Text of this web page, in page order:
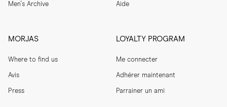
Men's Archive Aide
MORJAS
Where to find us
Avis
Press
LOYALTY PROGRAM
Me connecter
Adhérer maintenant
Parrainer un ami